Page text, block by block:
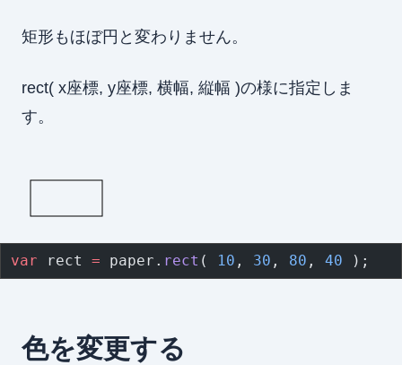
矩形もほぼ円と変わりません。
rect( x座標, y座標, 横幅, 縦幅 )の様に指定しま
す。
var rect = paper. rect ( 10 , 30 , 80 , 40 );
色を変更する